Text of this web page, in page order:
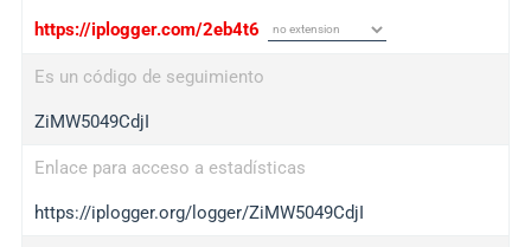
https://iplogger.com/2eb4t6
Es un código de seguimiento
ZiMW5049CdjI
Enlace para acceso a estadísticas
https://iplogger.org/logger/ZiMW5049CdjI